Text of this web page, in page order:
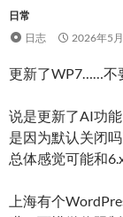
文
日常
日志
2026年5
更新了WP7……不
说是更新了AI功
是因为默认关闭吗
总体感觉可能和
上海有个